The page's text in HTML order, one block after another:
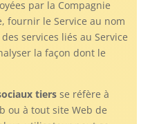
par la Compagnie
fournir le Service au nom
services liés au Service
la façon dont le
tiers se réfère à
ou à tout site Web de